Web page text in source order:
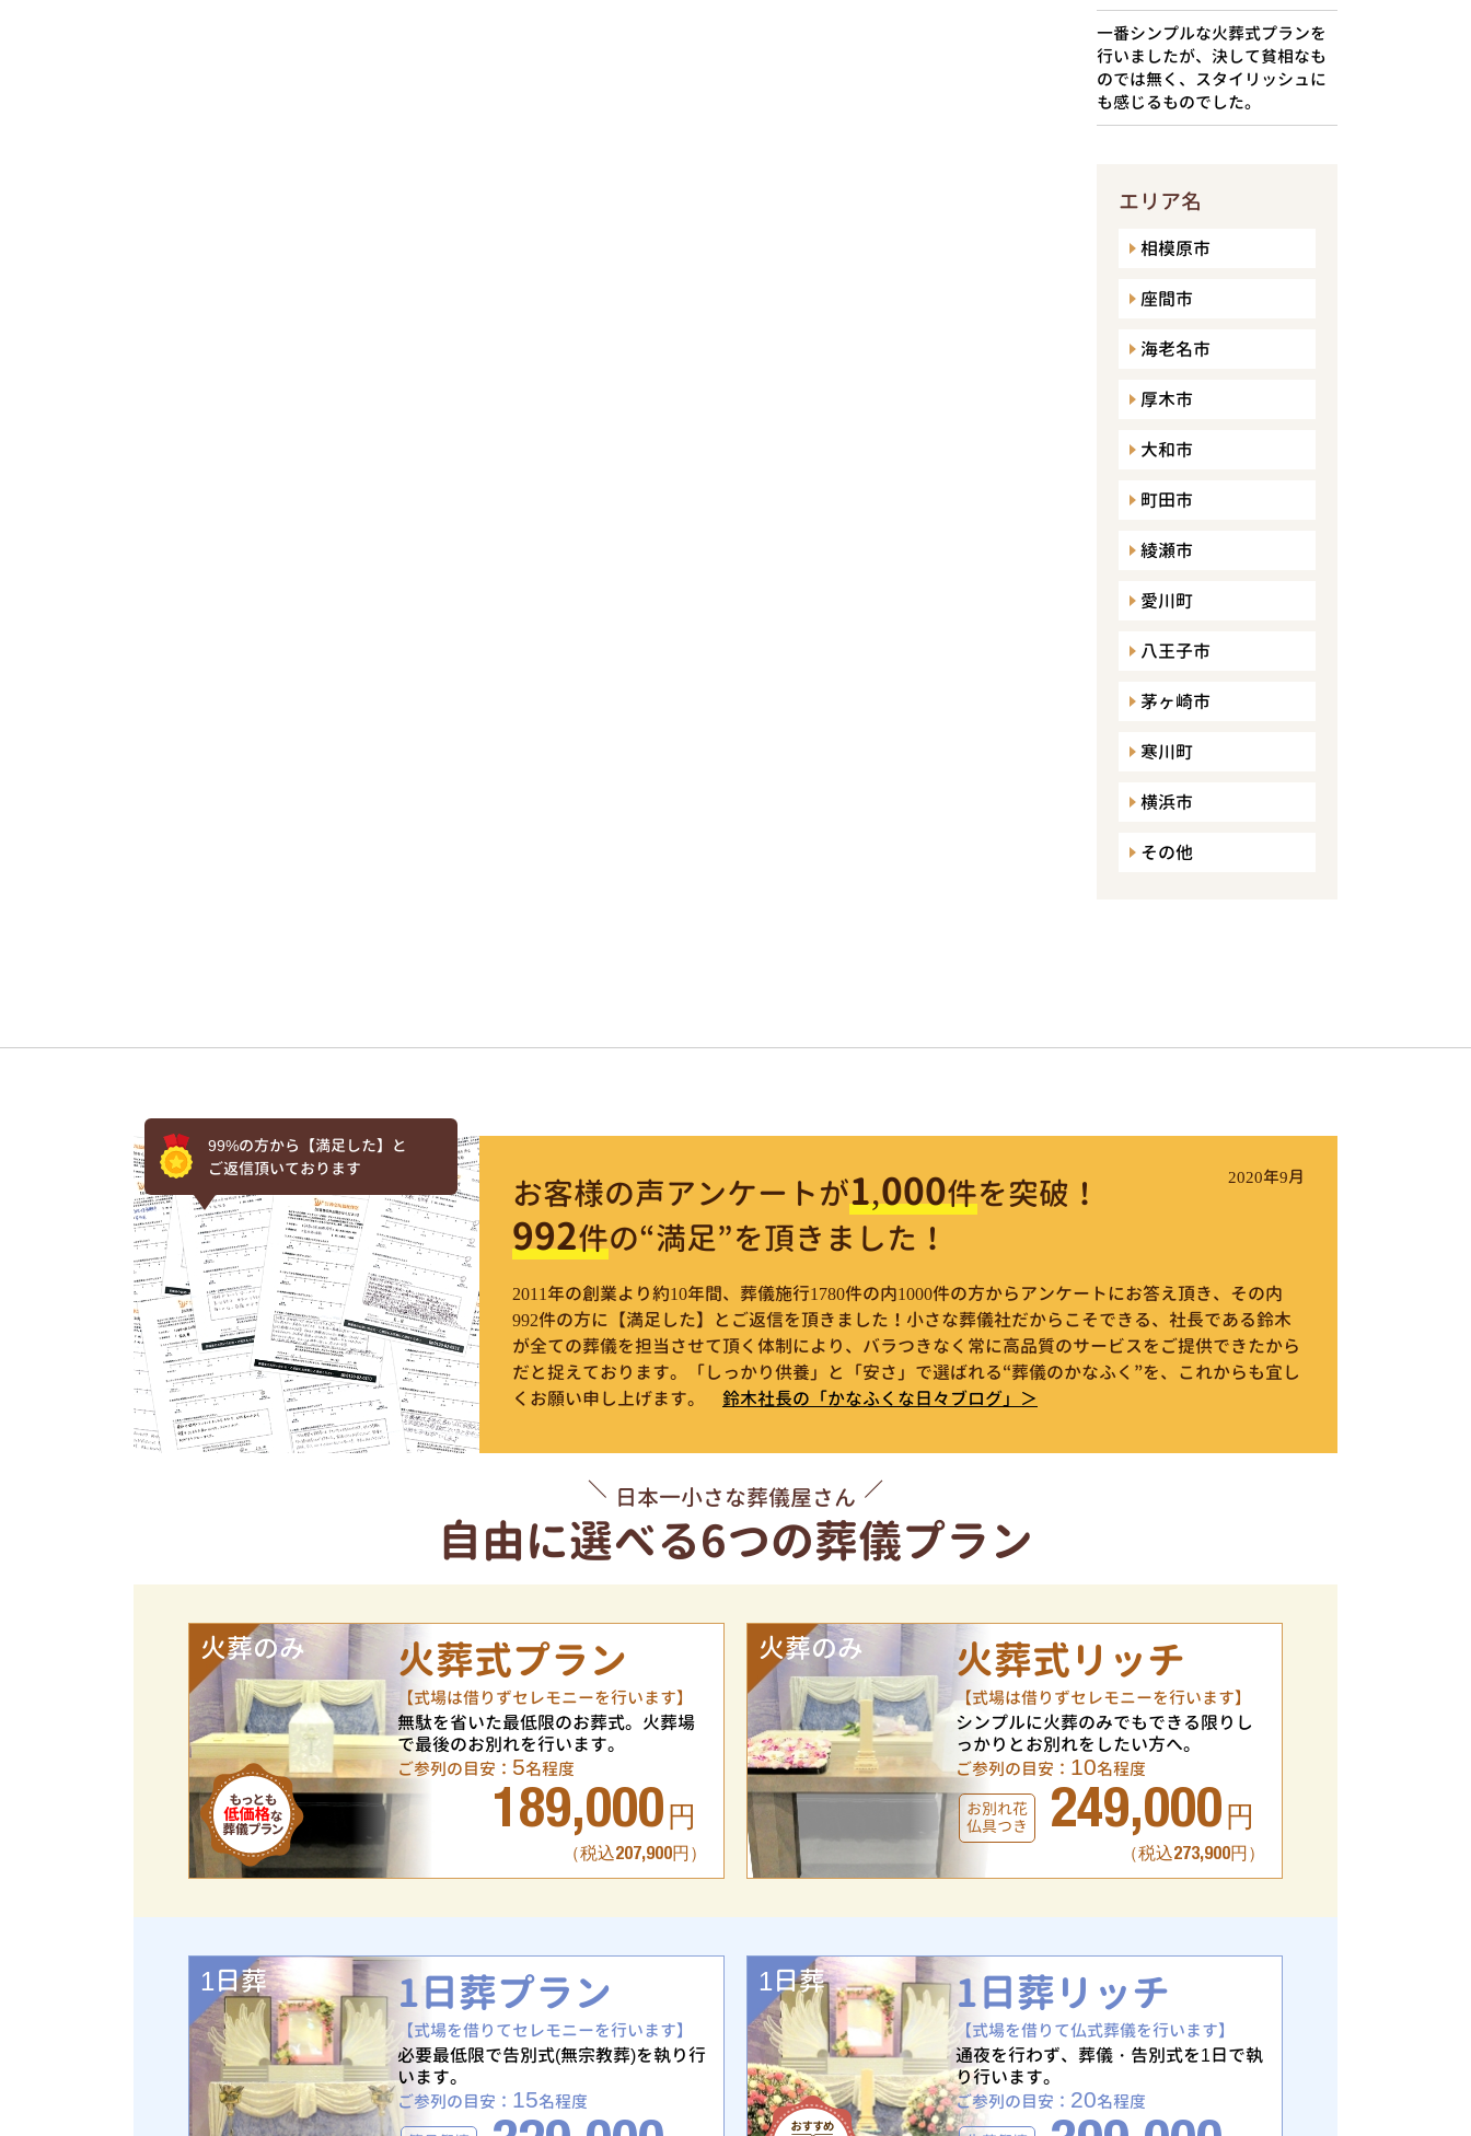
一番シンプルな火葬式プランを
行いましたが、決して貧相なも
のでは無く、スタイリッシュに
も感じるものでした。
エリア名
相模原市
座間市
海老名市
厚木市
大和市
町田市
綾瀬市
愛川町
八王子市
茅ヶ崎市
寒川町
横浜市
その他
99%の方から【満足した】と
ご返信頂いております
お客様の声アンケートが1,000件を突破！
992件の“満足”を頂きました！
2020年9月
2011年の創業より約10年間、葬儀施行1780件の内1000件の方からアンケートにお答え頂き、その内
992件の方に【満足した】とご返信を頂きました！小さな葬儀社だからこそできる、社長である鈴木
が全ての葬儀を担当させて頂く体制により、バラつきなく常に高品質のサービスをご提供できたから
だと捉えております。「しっかり供養」と「安さ」で選ばれる“葬儀のかなふく”を、これからも宜し
くお願い申し上げます。
鈴木社長の「かなふくな日々ブログ」＞
日本一小さな葬儀屋さん
自由に選べる6つの葬儀プラン
火葬のみ 火葬式プラン
【式場は借りずセレモニーを行います】
無駄を省いた最低限のお葬式。火葬場
で最後のお別れを行います。
ご参列の目安： 5名程度
189,000 円
（税込207,900円）
火葬のみ 火葬式リッチ
【式場は借りずセレモニーを行います】
シンプルに火葬のみでもできる限りし
っかりとお別れをしたい方へ。
ご参列の目安： 10名程度
お別れ花
仏具つき
249,000 円
（税込273,900円）
1日葬 1日葬プラン
【式場を借りてセレモニーを行います】
必要最低限で告別式(無宗教葬)を執り行
います。
ご参列の目安： 15名程度
1日葬 1日葬リッチ
【式場を借りて仏式葬儀を行います】
通夜を行わず、葬儀・告別式を1日で執
り行います。
ご参列の目安： 20名程度